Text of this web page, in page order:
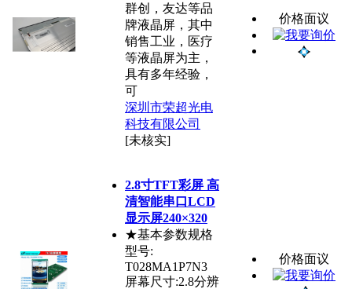
群创，友达等品
牌液晶屏，其中
销售工业，医疗
等液晶屏为主，
具有多年经验，
可
深圳市荣超光电
科技有限公司
[未核实]
价格面议
2.8寸TFT彩屏 高
清智能串口LCD
显示屏240×320
★基本参数规格
型号:
T028MA1P7N3
屏幕尺寸:2.8分辨
价格面议